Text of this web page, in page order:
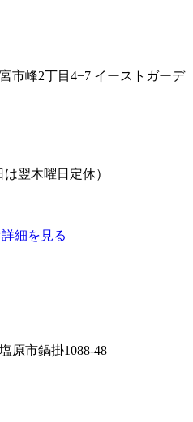
市峰2丁目4−7 イーストガーデ
翌木曜日定休）
細を見る
原市鍋掛1088-48